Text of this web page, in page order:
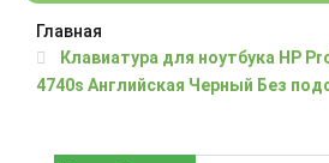
Главная
Клавиатура для ноутбука HP
4740s Английская Черный Без